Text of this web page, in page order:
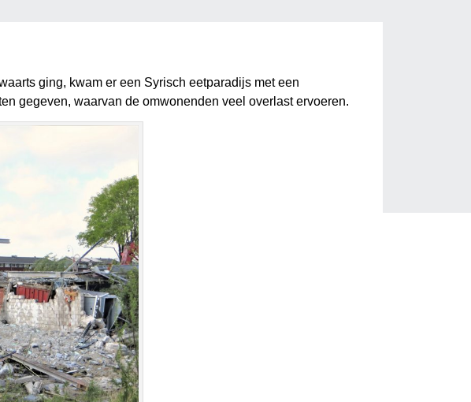
ging, kwam er een Syrisch eetparadijs met een
gegeven, waarvan de omwonenden veel overlast ervoeren.